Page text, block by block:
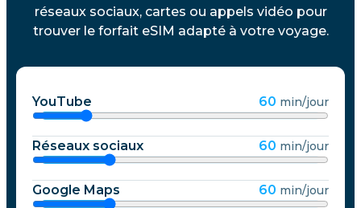
réseaux sociaux, cartes ou appels vidéo pour
trouver le forfait eSIM adapté à votre voyage.
YouTube 60 min/jour
Réseaux sociaux 60 min/jour
Google Maps 60 min/jour